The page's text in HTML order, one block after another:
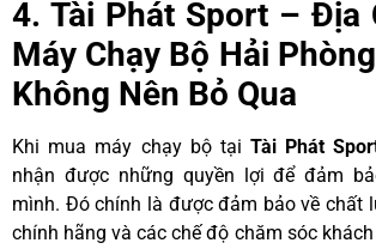
4. Tài Phát Sport – Địa
Máy Chạy Bộ Hải
Không Nên Bỏ Qua
Khi mua máy chạy bộ tạiTài Phát
nhận được những quyền lợi để đảm
mình. Đó chính là được đảm bảo về chất
chính hãng và các chế độ chăm sóc